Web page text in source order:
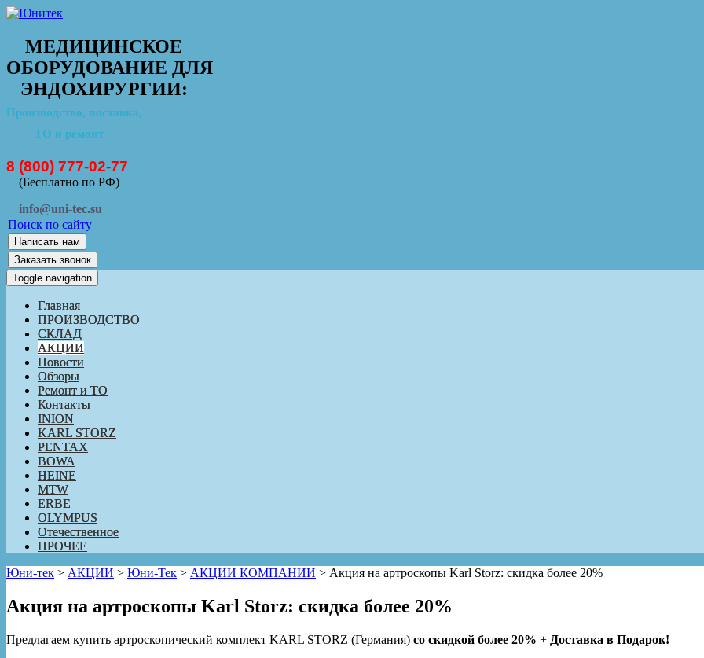
МЕДИЦИНСКОЕ
ОБОРУДОВАНИЕ ДЛЯ
ЭНДОХИРУРГИИ:
Производство, поставка,
ТО и ремонт
8 (800) 777-02-77
(Бесплатно по РФ)
info@uni-tec.su
Поиск по сайту
Написать нам
Заказать звонок
Toggle navigation
Главная
ПРОИЗВОДСТВО
СКЛАД
АКЦИИ
Новости
Обзоры
Ремонт и ТО
Контакты
INION
KARL STORZ
PENTAX
BOWA
HEINE
MTW
ERBE
OLYMPUS
Отечественное
ПРОЧЕЕ
Юни-тек > АКЦИИ > Юни-Тек > АКЦИИ КОМПАНИИ > Акция на артроскопы Karl Storz: скидка более 20%
Акция на артроскопы Karl Storz: скидка более 20%
Предлагаем купить артроскопический комплект KARL STORZ (Германия) со скидкой более 20% + Доставка в Подарок!